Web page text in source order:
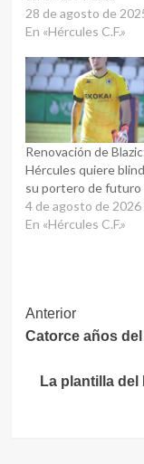
28 de agosto de
En «Hércules C.F.»
Renovación de
Hércules quiere
su portero de futuro
4 de agosto de 2026
En «Hércules C.F.»
de
entradas
Anterior
Catorce años
La plantilla del